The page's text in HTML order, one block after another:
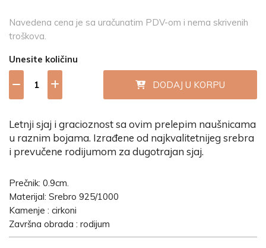
Navedena cena je sa uračunatim PDV-om i nema skrivenih
troškova.
Unesite količinu
DODAJ U KORPU
Letnji sjaj i gracioznost sa ovim prelepim naušnicama
u raznim bojama. Izrađene od najkvalitetnijeg srebra
i prevučene rodijumom za dugotrajan sjaj.
Prečnik: 0.9cm.
Materijal: Srebro 925/1000
Kamenje : cirkoni
Završna obrada : rodijum